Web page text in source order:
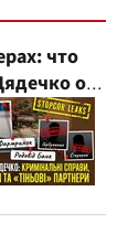
что
от